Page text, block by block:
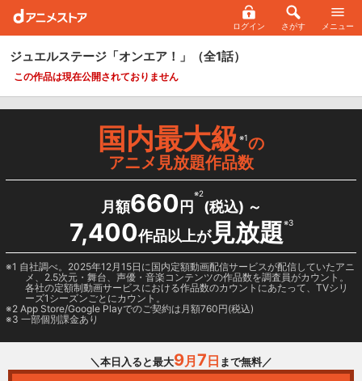
ログイン さがす メニュー
ジュエルステージ「オンエア！」 （全1話）
この作品は現在公開されておりません
国内最大級※1の
アニメ見放題作品数
月額660 円
※2
(税込) ～
7,400作品以上が見放題※3
1 自社調べ。2025年12月15日に国内定額動画配信サービスが配信していたアニ
メ、2.5次元・舞台、声優・音楽コンテンツの作品数を調査員がカウント。
各社の定額制動画サービスにおける作品数のカウントにあたって、TVシリ
ーズ1シーズンごとにカウント。
2 App Store/Google Playでのご契約は月額760円(税込)
3 一部個別課金あり
＼本日入ると最大9月 7 日 まで無料／